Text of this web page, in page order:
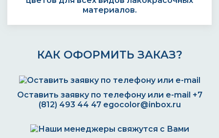
материалов.
КАК ОФОРМИТЬ ЗАКАЗ?
Оставить заявку по телефону или e-mail +7
(812) 493 44 47 egocolor@inbox.ru